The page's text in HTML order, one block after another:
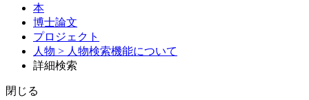
本
博士論文
プロジェクト
人物 > 人物検索機能について
詳細検索
閉じる